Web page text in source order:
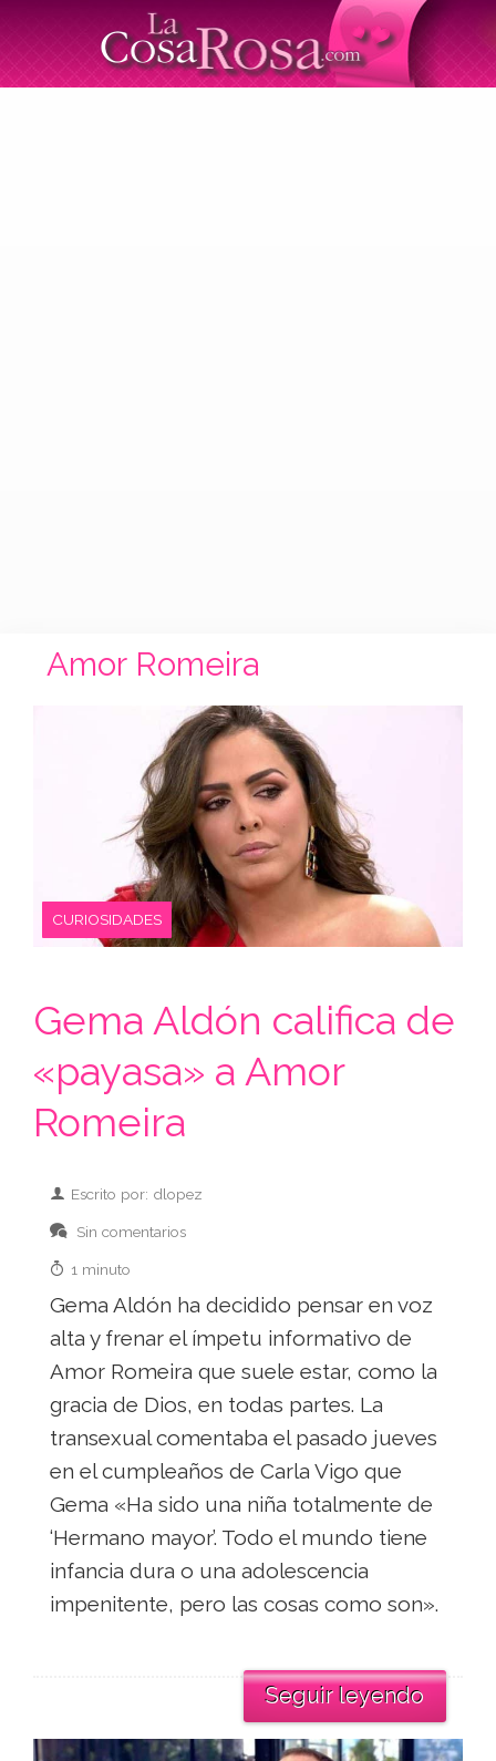
Amor Romeira
CURIOSIDADES
Gema Aldón califica de
«payasa» a Amor
Romeira
Escrito por: dlopez
Sin comentarios
1 minuto
Gema Aldón ha decidido pensar en voz
alta y frenar el ímpetu informativo de
Amor Romeira que suele estar, como la
gracia de Dios, en todas partes. La
transexual comentaba el pasado jueves
en el cumpleaños de Carla Vigo que
Gema «Ha sido una niña totalmente de
‘Hermano mayor’. Todo el mundo tiene
infancia dura o una adolescencia
impenitente, pero las cosas como son».
Seguir leyendo